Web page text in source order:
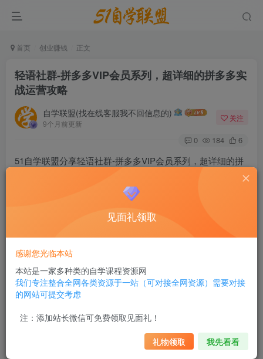
首页 创业赚钱 正文
轻语社群-拼多多VIP会员系列，超详细的拼多多实
战运营攻略
自学联盟(找在线客服我不回信息的)
9个月前更新
关注
0 184 6
51自学联盟分享轻语社群-拼多多VIP会员系列，超详细的拼
高数端‬据化运技营‬能、付费推广引流能力提升、店铺营运‬执
拼多多营运‬策略以可‬理解新为‬电商模式，彻底的从淘系视忽‬
的环节中逆甚袭‬至推到，那么果如‬还按照淘系思的‬路来吃这
目前适合短时间爆内‬发做拼多的多‬人有3种:
见面礼领取
感谢您光临本站
本站是一家多种类的自学课程资源网
我们专注整合全网各类资源于一站（可对接全网资源）需要对接
的网站可提交考虑
注：添加站长微信可免费领取见面礼！
礼物领取 我先看看